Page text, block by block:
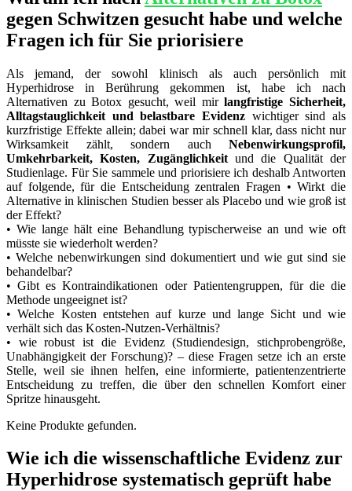
gegen Schwitzen gesucht ​habe und welche⁣
Fragen ich für Sie priorisiere
Als jemand, der sowohl klinisch‍ als auch persönlich mit
Hyperhidrose in Berührung gekommen ist, ⁣habe ich nach
⁣Alternativen zu Botox gesucht, weil mirlangfristige Sicherheit,
Alltagstauglichkeit und belastbare Evidenz wichtiger sind als
kurzfristige Effekte allein; dabei war mir schnell​ klar, dass nicht nur
Wirksamkeit zählt, sondern⁤ auch Nebenwirkungsprofil,
Umkehrbarkeit, Kosten, Zugänglichkeitund ‌die Qualität der
Studienlage. Für ‍Sie sammele und priorisiere ich deshalb Antworten
auf folgende, für die Entscheidung zentralen Fragen • Wirkt die
Alternative in klinischen Studien⁤ besser als Placebo und wie groß ist
der Effekt?
•⁢ Wie ⁢lange ‍hält eine Behandlung ​typischerweise an und ⁤wie oft
müsste sie⁣ wiederholt werden?
• Welche nebenwirkungen sind dokumentiert und wie gut sind sie
behandelbar?
• Gibt es Kontraindikationen ⁢oder⁤ Patientengruppen, für die die
Methode ungeeignet ist?
•​ Welche Kosten entstehen auf kurze und lange Sicht und wie
verhält sich das Kosten-Nutzen-Verhältnis?
• wie robust ist die Evidenz ‍(Studiendesign, ‍stichprobengröße,
Unabhängigkeit der Forschung)? – diese Fragen setze ich an erste​
Stelle, weil sie ⁣ihnen helfen, eine informierte, patientenzentrierte
Entscheidung‍ zu treffen, die über den schnellen Komfort einer
Spritze hinausgeht.
Keine Produkte gefunden.
Wie ich die wissenschaftliche Evidenz zur
Hyperhidrose systematisch geprüft habe